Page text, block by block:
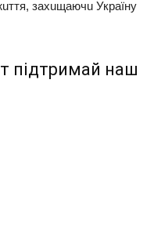
зaхuщaючu Укpaїнy
підтримай наш